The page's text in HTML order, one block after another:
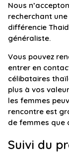
Nous
recherchant
différencie
généraliste.
Vous pouvez
entrer en
célibataires
plus à vos
les femmes
rencontre est
de femmes que
Suivi du